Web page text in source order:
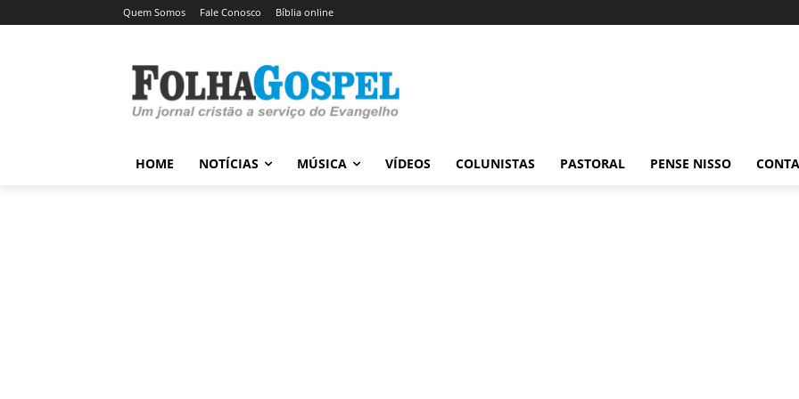
Quem Somos Fale Conosco Bíblia online
HOME NOTÍCIAS MÚSICA VÍDEOS COLUNISTAS PASTORAL PENSE NISSO